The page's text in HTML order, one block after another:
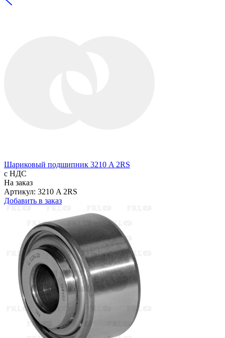
Шариковый подшипник 3210 A 2RS
с НДС
На заказ
Артикул: 3210 A 2RS
Добавить в заказ